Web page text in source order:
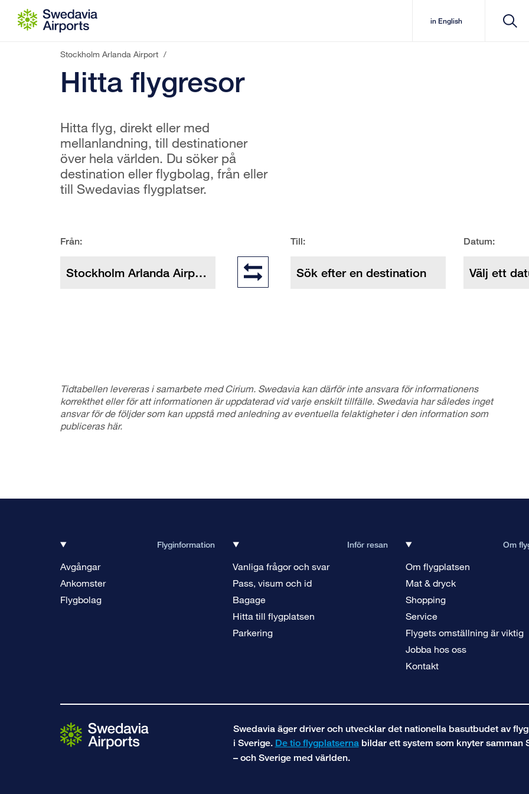
Gå till innehåll
in English
Stockholm Arlanda Airport /
Hitta flygresor
Hitta flyg, direkt eller med
mellanlandning, till destinationer
över hela världen. Du söker på
destination eller flygbolag, från eller
till Swedavias flygplatser.
Från: Till: Datum:
Tidtabellen levereras i samarbete med Cirium. Swedavia kan därför inte ansvara för informationens
korrekthet eller för att informationen är uppdaterad vid varje enskilt tillfälle. Swedavia har således inget
ansvar för de följder som kan uppstå med anledning av eventuella felaktigheter i den information som
publiceras här.
Flyginformation
Avgångar
Ankomster
Flygbolag
Inför resan
Vanliga frågor och svar
Pass, visum och id
Bagage
Hitta till flygplatsen
Parkering
Om
Om flygplatsen
Mat & dryck
Shopping
Service
Flygets omställning är viktig
Jobba hos oss
Kontakt
Swedavia äger driver och utvecklar det nationella basutbudet av
i Sverige. De tio flygplatsernabildar ett system som knyter samman
– och Sverige med världen.